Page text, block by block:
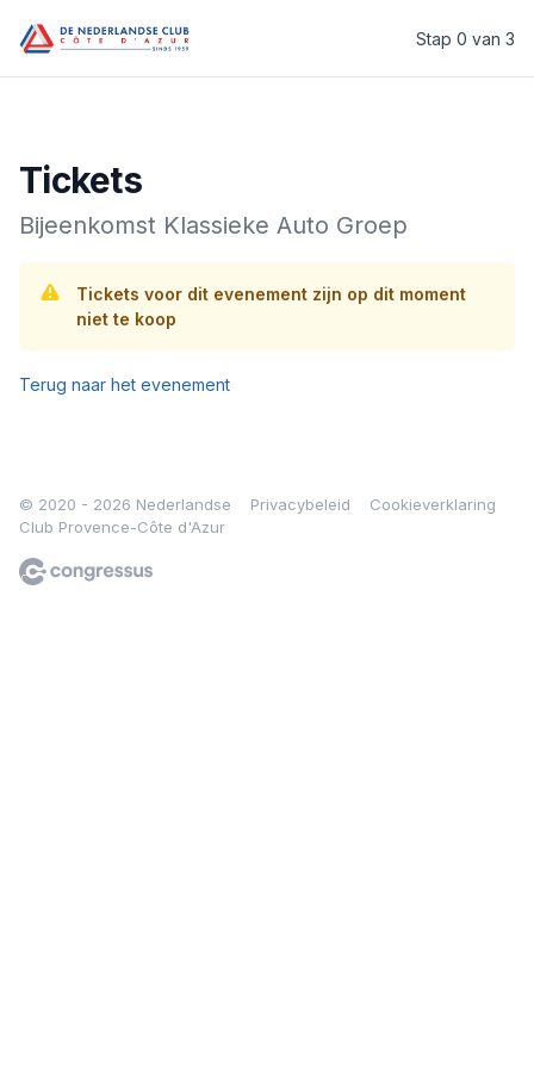
Welkom bij de Nederlandse Club Provence-Côte d’Azur
Stap 0 van 3
Tickets
Bijeenkomst Klassieke Auto Groep
Tickets voor dit evenement zijn op dit moment
niet te koop
Terug naar het evenement
© 2020 - 2026 Nederlandse
Club Provence-Côte d'Azur
Privacybeleid Cookieverklaring